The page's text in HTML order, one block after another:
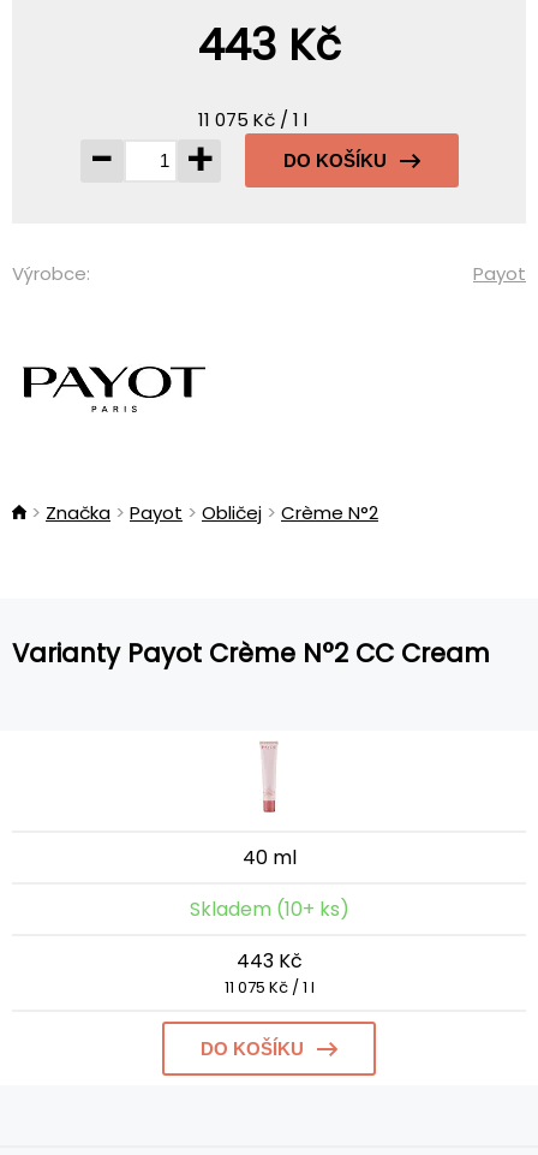
443 Kč
11 075 Kč / 1 l
- + DO KOŠÍKU
Výrobce: Payot
Značka Payot Obličej Crème N°2
Varianty Payot Crème N°2 CC Cream
40 ml
Skladem (10+ ks)
443 Kč
11 075 Kč / 1 l
DO KOŠÍKU